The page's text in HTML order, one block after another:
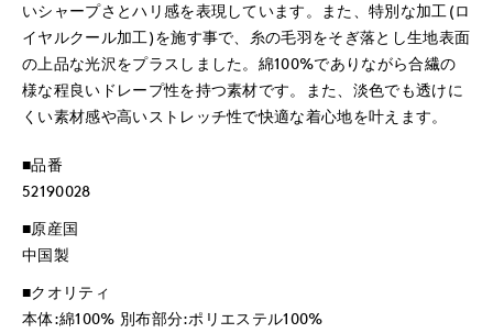
いシャープさとハリ感を表現しています。また、特別な加工(ロ
イヤルクール加工)を施す事で、糸の毛羽をそぎ落とし生地表面
の上品な光沢をプラスしました。綿100%でありながら合繊の
様な程良いドレープ性を持つ素材です。また、淡色でも透けに
くい素材感や高いストレッチ性で快適な着心地を叶えます。
■品番
52190028
■原産国
中国製
■クオリティ
本体:綿100% 別布部分:ポリエステル100%